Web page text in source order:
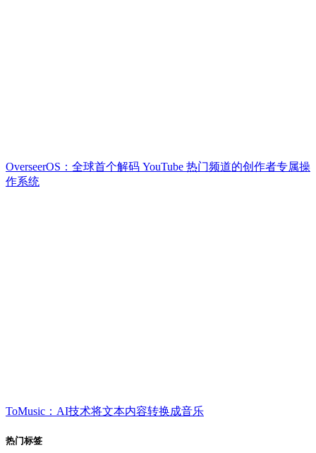
OverseerOS：全球首个解码 YouTube 热门频道的创作者专属操
作系统
ToMusic：AI技术将文本内容转换成音乐
热门标签